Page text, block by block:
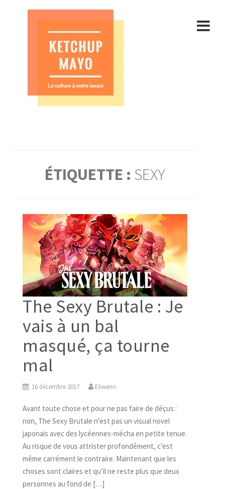
ÉTIQUETTE : SEXY
The Sexy Brutale : Je
vais à un bal
masqué, ça tourne
mal
16 décembre 2017 Eliwenn
Avant toute chose et pour ne pas faire de déçus :
non, The Sexy Brutale n’est pas un visual novel
japonais avec des lycéennes-mécha en petite tenue.
Au risque de vous attrister profondément, c’est
même carrément le contraire. Maintenant que les
choses sont claires et qu’il ne reste plus que deux
personnes au fond de […]